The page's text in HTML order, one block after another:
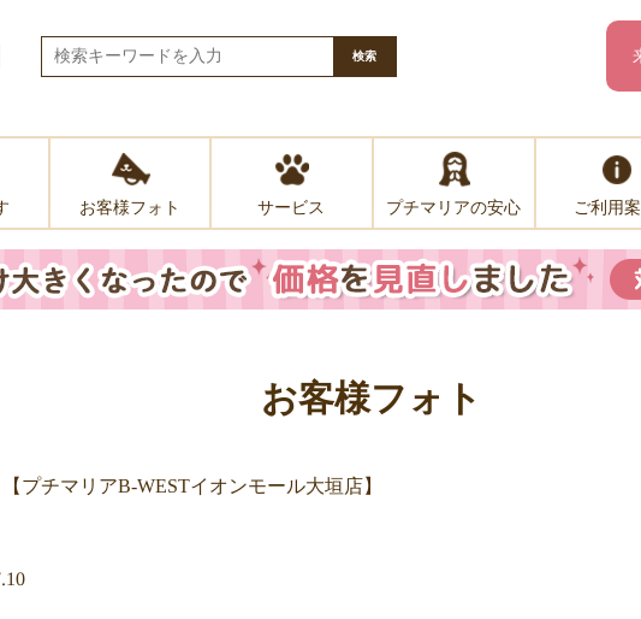
検索
お客様フォト サービス プチマリアの安心 ご利用
お客様フォト
プチマリアB-WESTイオンモール大垣店】